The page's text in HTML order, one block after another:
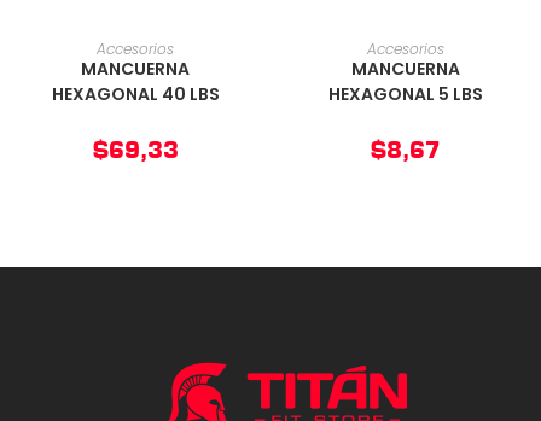
AÑADIR AL CARRITO
Accesorios
MANCUERNA
HEXAGONAL 40 LBS
$69,33
AÑADIR AL CARRITO
Accesorios
MANCUERNA
HEXAGONAL 5 LBS
$8,67